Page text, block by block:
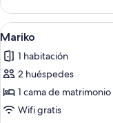
Abrir
todas
las
fotos
de
Mariko
12
Mariko
1 habitación
2 huéspedes
1 cama de matrimonio
Wifi gratis